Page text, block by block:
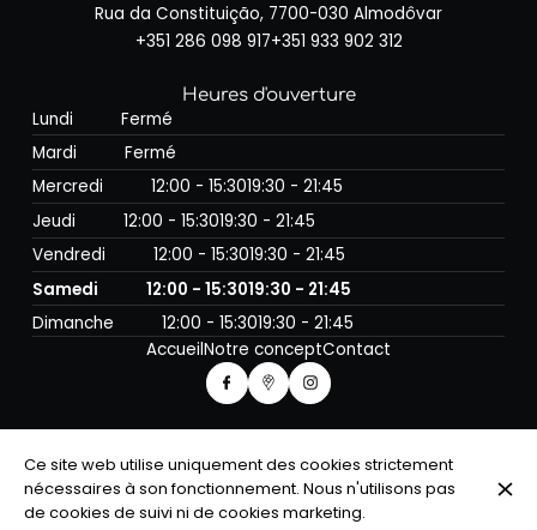
Rua da Constituição, 7700-030 Almodôvar
+351 286 098 917+351 933 902 312
Heures d'ouverture
Lundi
Fermé
Mardi
Fermé
Mercredi
12:00 - 15:3019:30 - 21:45
Jeudi
12:00 - 15:3019:30 - 21:45
Vendredi
12:00 - 15:3019:30 - 21:45
Samedi
12:00 - 15:3019:30 - 21:45
Dimanche
12:00 - 15:3019:30 - 21:45
AccueilNotre conceptContact
© 1680 Restaurante 2026
Mentions légales
Protection des données
Paramètres des cookies
Ce site web utilise uniquement des cookies strictement
nécessaires à son fonctionnement. Nous n'utilisons pas
de cookies de suivi ni de cookies marketing.